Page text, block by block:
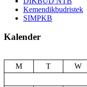
Kemendikbudristek
SIMPKB
Kalender
M
T W